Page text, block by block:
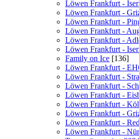
Löwen Frankfurt -
Löwen Frankfurt -
Löwen Frankfurt -
Löwen Frankfurt -
Löwen Frankfurt -
Löwen Frankfurt -
Family on Ice [136]
Löwen Frankfurt -
Löwen Frankfurt -
Löwen Frankfurt -
Löwen Frankfurt -
Löwen Frankfurt -
Löwen Frankfurt -
Löwen Frankfurt -
Löwen Frankfurt -